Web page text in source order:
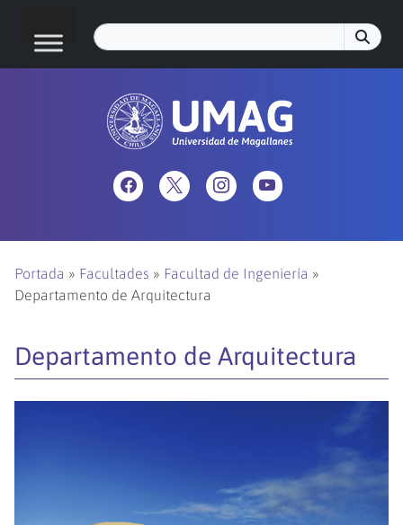
Portada » Facultades » Facultad de Ingeniería »
Departamento de Arquitectura
Departamento de Arquitectura